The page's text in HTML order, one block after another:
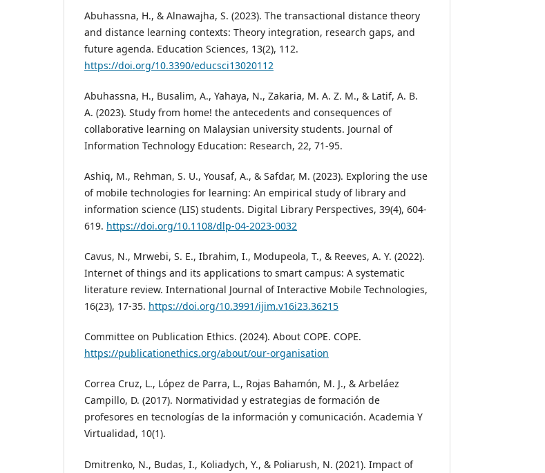
Abuhassna, H., & Alnawajha, S. (2023). The transactional distance theory
and distance learning contexts: Theory integration, research gaps, and
future agenda. Education Sciences, 13(2), 112.
https://doi.org/10.3390/educsci13020112
Abuhassna, H., Busalim, A., Yahaya, N., Zakaria, M. A. Z. M., & Latif, A. B.
A. (2023). Study from home! the antecedents and consequences of
collaborative learning on Malaysian university students. Journal of
Information Technology Education: Research, 22, 71-95.
Ashiq, M., Rehman, S. U., Yousaf, A., & Safdar, M. (2023). Exploring the use
of mobile technologies for learning: An empirical study of library and
information science (LIS) students. Digital Library Perspectives, 39(4), 604-
619. https://doi.org/10.1108/dlp-04-2023-0032
Cavus, N., Mrwebi, S. E., Ibrahim, I., Modupeola, T., & Reeves, A. Y. (2022).
Internet of things and its applications to smart campus: A systematic
literature review. International Journal of Interactive Mobile Technologies,
16(23), 17-35. https://doi.org/10.3991/ijim.v16i23.36215
Committee on Publication Ethics. (2024). About COPE. COPE.
https://publicationethics.org/about/our-organisation
Correa Cruz, L., López de Parra, L., Rojas Bahamón, M. J., & Arbeláez
Campillo, D. (2017). Normatividad y estrategias de formación de
profesores en tecnologías de la información y comunicación. Academia Y
Virtualidad, 10(1).
Dmitrenko, N., Budas, I., Koliadych, Y., & Poliarush, N. (2021). Impact of